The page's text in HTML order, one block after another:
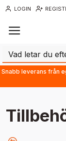
LOGIN
Snabb leverans från